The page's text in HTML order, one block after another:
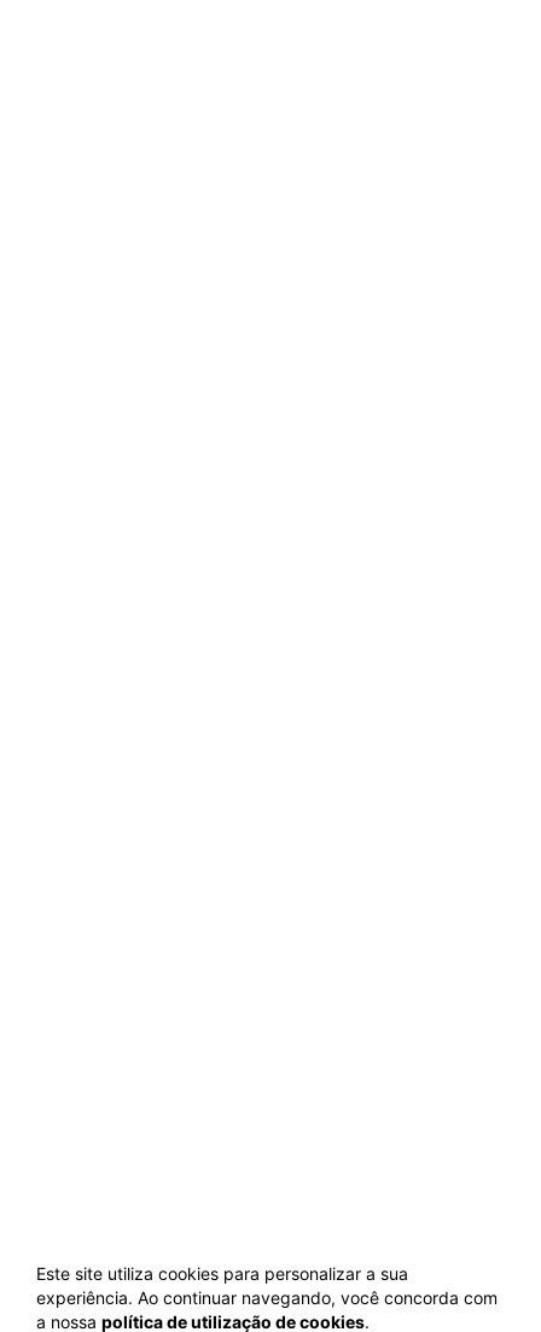
Este site utiliza cookies para personalizar a sua
experiência. Ao continuar navegando, você concorda com
a nossa política de utilização de cookies.